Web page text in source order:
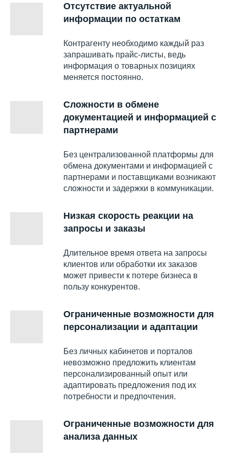
Отсутствие актуальной
информации по остаткам
Контрагенту необходимо каждый раз
запрашивать прайс-листы, ведь
информация о товарных позициях
меняется постоянно.
Сложности в обмене
документацией и информацией с
партнерами
Без централизованной платформы для
обмена документами и информацией с
партнерами и поставщиками возникают
сложности и задержки в коммуникации.
Низкая скорость реакции на
запросы и заказы
Длительное время ответа на запросы
клиентов или обработки их заказов
может привести к потере бизнеса в
пользу конкурентов.
Ограниченные возможности для
персонализации и адаптации
Без личных кабинетов и порталов
невозможно предложить клиентам
персонализированный опыт или
адаптировать предложения под их
потребности и предпочтения.
Ограниченные возможности для
анализа данных